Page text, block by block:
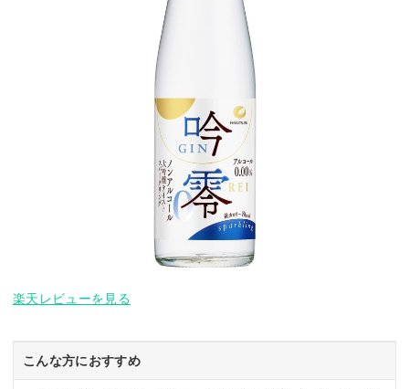
楽天レビューを見る
こんな方におすすめ